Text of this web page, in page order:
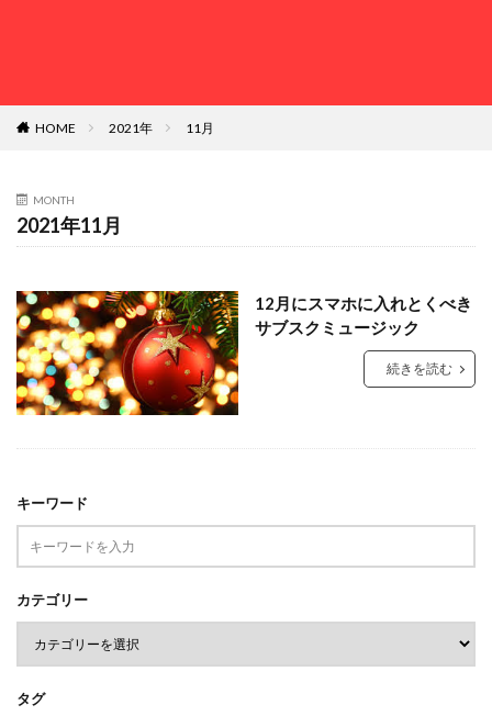
HOME 2021年 11月
MONTH
2021年11月
12月にスマホに入れとくべき
サブスクミュージック
続きを読む
キーワード
カテゴリー
タグ